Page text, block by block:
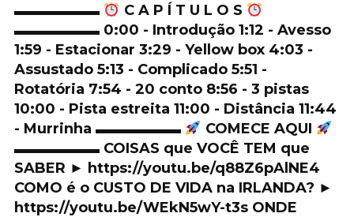
▬▬▬▬▬▬
C A P Í T U L O S
▬▬▬▬▬▬ 0:00 - Introdução 1:12 - Avesso
1:59 - Estacionar 3:29 - Yellow box 4:03 -
Assustado 5:13 - Complicado 5:51 -
Rotatória 7:54 - 20 conto 8:56 - 3 pistas
10:00 - Pista estreita 11:00 - Distância 11:44
- Murrinha ▬▬▬▬▬▬
COMECE AQUI
▬▬▬▬▬▬ COISAS que VOCÊ TEM que
SABER ► https://youtu.be/q88Z6pAlNE4
COMO é o CUSTO DE VIDA na IRLANDA? ►
https://youtu.be/WEkN5wY-t3s ONDE